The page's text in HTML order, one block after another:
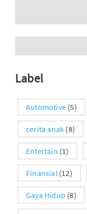
Label
Automotive (5)
cerita anak (8)
Entertain (1)
Finansial (12)
Gaya Hidup (8)